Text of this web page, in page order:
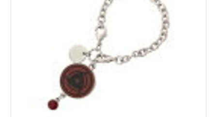
Yellow Moon/Akeboshi
ピノキオ/オレスカバンド
劇場版 NARUTO-ナルト-
Home Sweet Home/YUKI
GYU-RU-RU/うずまきナルト（竹内順子）
Ding! Dong! Dang!/TUBE